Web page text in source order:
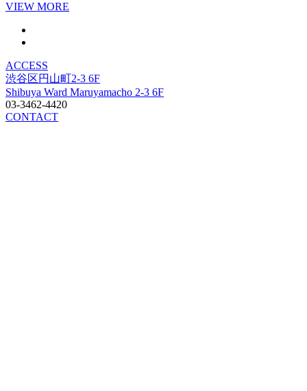
VIEW MORE
ACCESS
渋谷区円山町2-3 6F
Shibuya Ward Maruyamacho 2-3 6F
03-3462-4420
CONTACT